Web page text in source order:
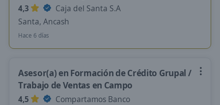
4,3
Caja del Santa S.A
Santa, Ancash
Hace 6 días
Asesor(a) en Formación de Crédito Grupal /
Trabajo de Ventas en Campo
4,5
Compartamos Banco